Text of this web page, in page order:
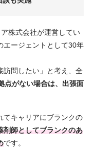
株式会社が運営してい
エージェントとして30年
訪問したい」と考え、全
点がない場合は、出張面
てキャリアにブランクの
剤師としてブランクのあ
です。